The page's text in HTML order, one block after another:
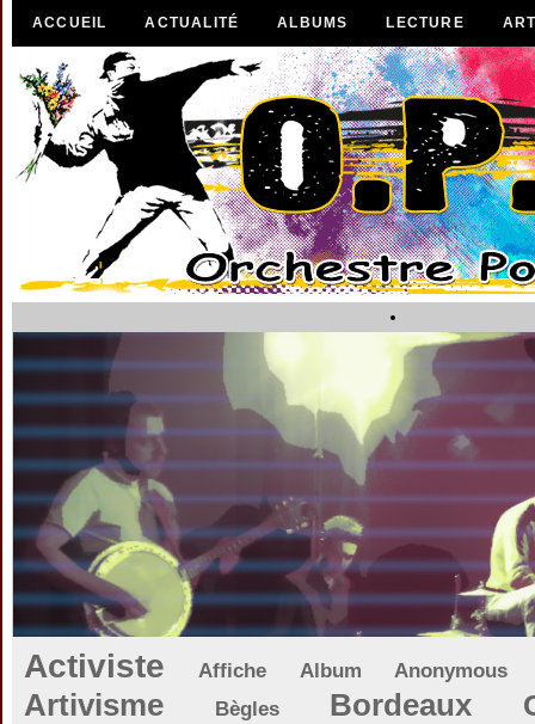
ACCUEIL ACTUALITÉ ALBUMS LECTURE
Activiste Affiche Album Anonymous
Artivisme Bègles Bordeaux